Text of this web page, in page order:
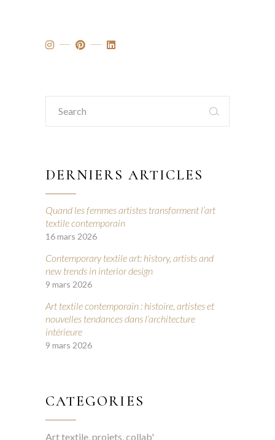
Search
for:
DERNIERS ARTICLES
Quand les femmes artistes transforment l’art
textile contemporain
16 mars 2026
Contemporary textile art: history, artists and
new trends in interior design
9 mars 2026
Art textile contemporain : histoire, artistes et
nouvelles tendances dans l’architecture
intérieure
9 mars 2026
CATEGORIES
Art textile, projets, collab'